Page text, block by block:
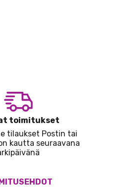
toimitukset
tilaukset Postin tai
kautta seuraavana